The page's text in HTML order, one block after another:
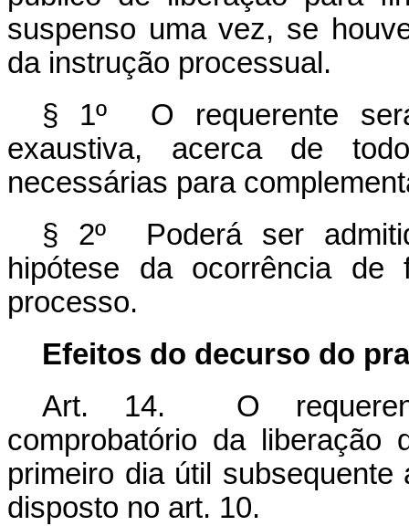
suspenso uma vez, se
da instrução processual.
§ 1º O requerente
exaustiva, acerca de
necessárias para
§ 2º Poderá ser
hipótese da ocorrência
processo.
Efeitos do decurso do
Art. 14. O
comprobatório da liberação
primeiro dia útil
disposto no art. 10.